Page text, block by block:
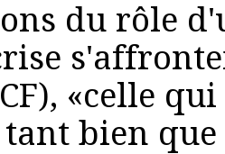
du rôle
«celle
bien